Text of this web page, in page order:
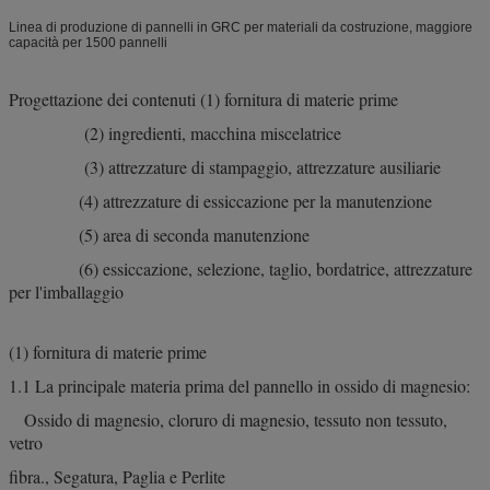
Linea di produzione di pannelli in GRC per materiali da costruzione, maggiore
capacità per 1500 pannelli
Progettazione dei contenuti (1) fornitura di materie prime
(2) ingredienti, macchina miscelatrice
(3) attrezzature di stampaggio, attrezzature ausiliarie
(4) attrezzature di essiccazione per la manutenzione
(5) area di seconda manutenzione
(6) essiccazione, selezione, taglio, bordatrice, attrezzature
per l'imballaggio
(1) fornitura di materie prime
1.1 La principale materia prima del pannello in ossido di magnesio:
Ossido di magnesio, cloruro di magnesio, tessuto non tessuto,
vetro
fibra., Segatura, Paglia e Perlite